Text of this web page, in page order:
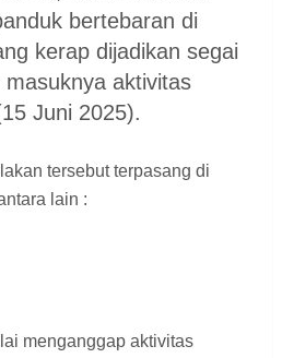
bertebaran di
kerap dijadikan segai
aktivitas
Juni 2025).
tersebut terpasang di
lain :
menganggap aktivitas